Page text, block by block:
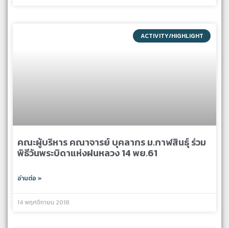
ACTIVITY/HIGHLIGHT
คณะผู้บริหาร คณาจารย์ บุคลากร ม.กาฬสินธุ์ ร่วม
พิธีวันพระบิดาแห่งฝนหลวง 14 พย.61
อ่านต่อ »
14 พฤศจิกายน 2018